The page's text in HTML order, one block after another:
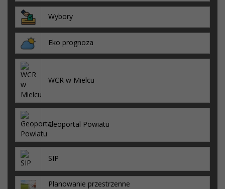
Wybory
Eko prognoza
WCR w Mielcu
Geoportal Powiatu
SIP
Planowanie przestrzenne